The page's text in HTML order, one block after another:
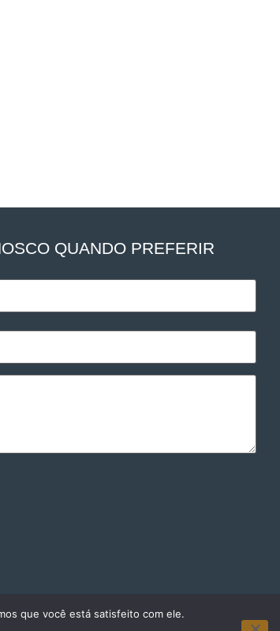
QUANDO PREFERIR
que você está satisfeito com ele.